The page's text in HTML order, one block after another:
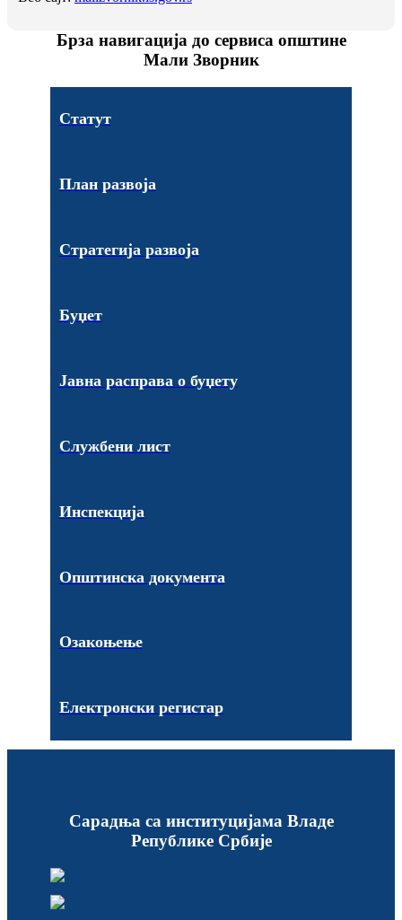
Брза навигација до сервиса општине
Мали Зворник
Статут
План развоја
Стратегија развоја
Буџет
Јавна расправа о буџету
Службени лист
Инспекција
Општинска документа
Озакоњење
Електронски регистар
Сарадња са институцијама Владе
Републике Србије